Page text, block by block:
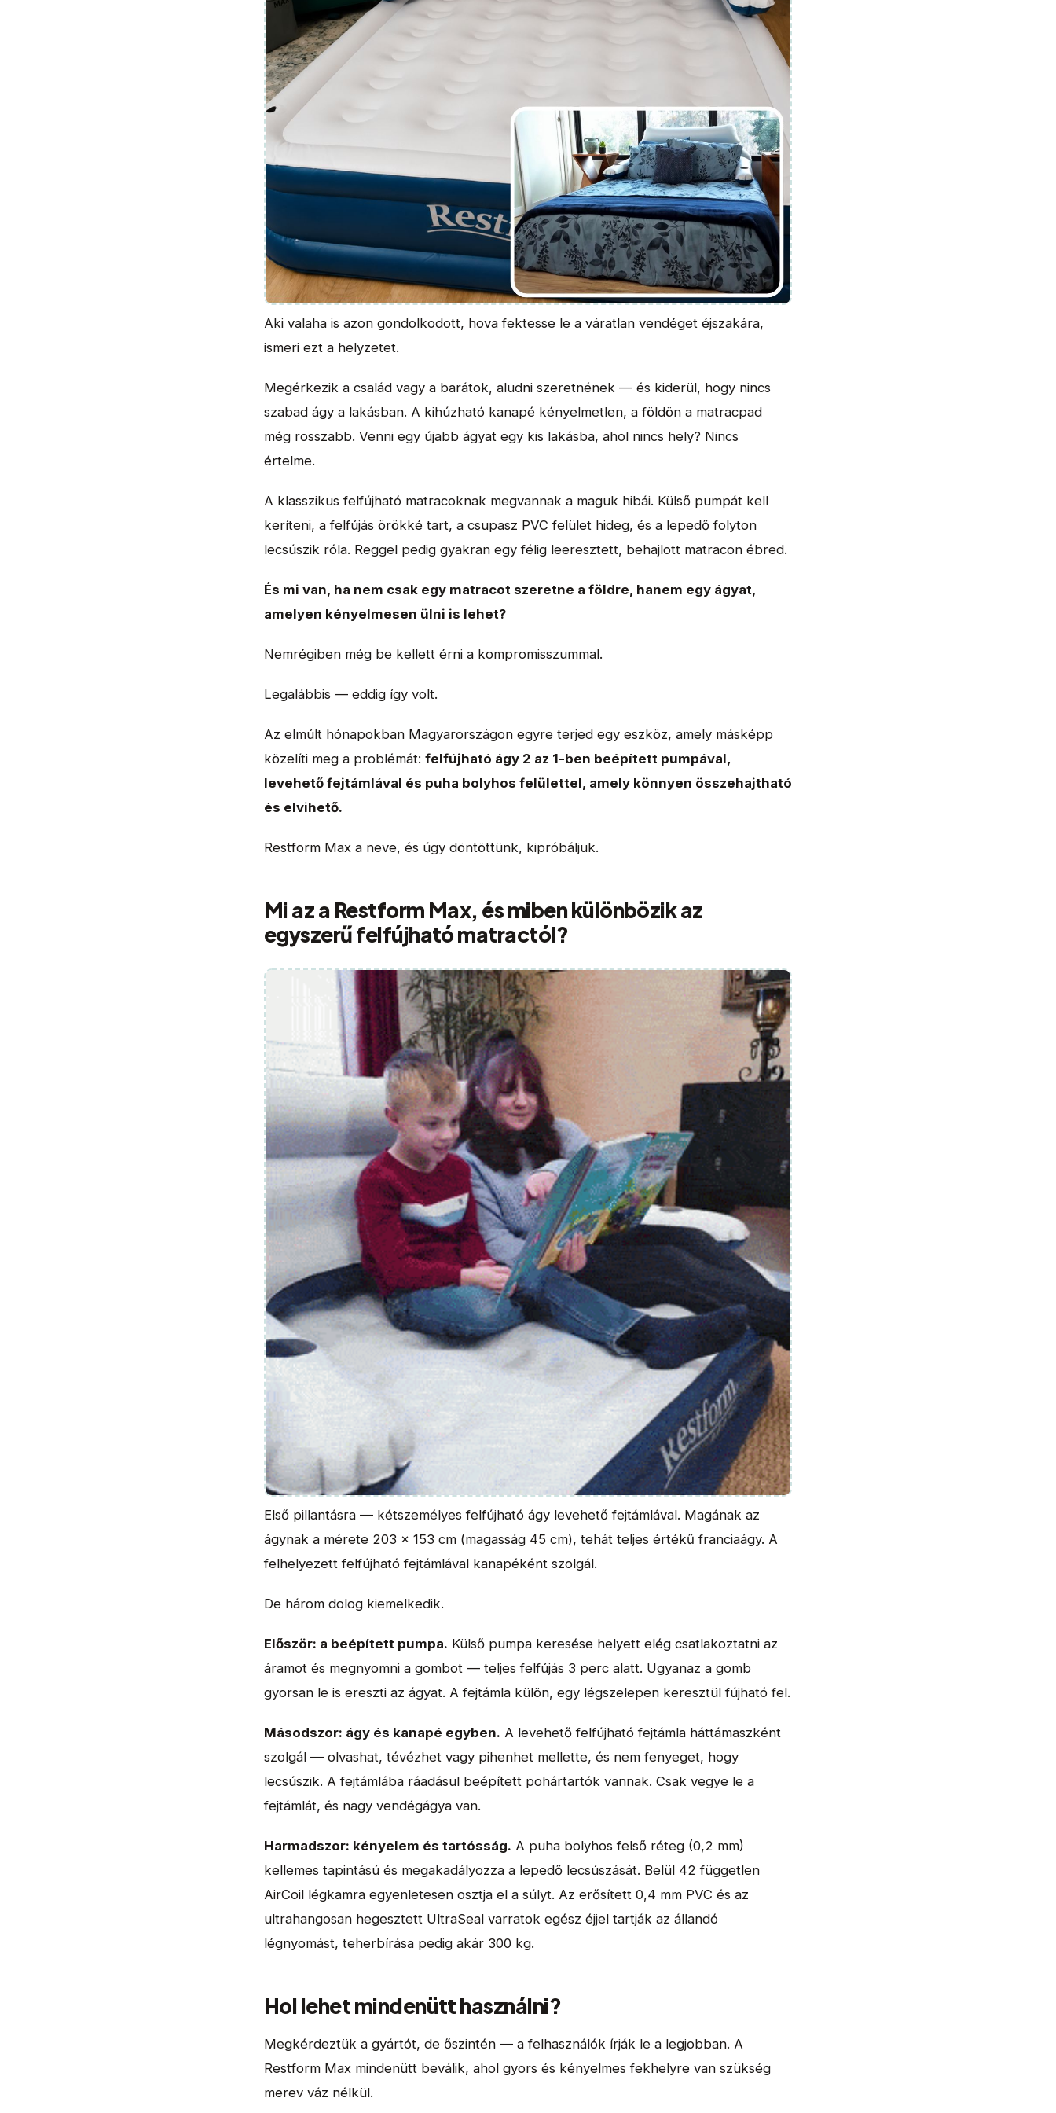
Aki valaha is azon gondolkodott, hova fektesse le a váratlan vendéget éjszakára,
ismeri ezt a helyzetet.
Megérkezik a család vagy a barátok, aludni szeretnének — és kiderül, hogy nincs
szabad ágy a lakásban. A kihúzható kanapé kényelmetlen, a földön a matracpad
még rosszabb. Venni egy újabb ágyat egy kis lakásba, ahol nincs hely? Nincs
értelme.
A klasszikus felfújható matracoknak megvannak a maguk hibái. Külső pumpát kell
keríteni, a felfújás örökké tart, a csupasz PVC felület hideg, és a lepedő folyton
lecsúszik róla. Reggel pedig gyakran egy félig leeresztett, behajlott matracon ébred.
És mi van, ha nem csak egy matracot szeretne a földre, hanem egy ágyat,
amelyen kényelmesen ülni is lehet?
Nemrégiben még be kellett érni a kompromisszummal.
Legalábbis — eddig így volt.
Az elmúlt hónapokban Magyarországon egyre terjed egy eszköz, amely másképp
közelíti meg a problémát: felfújható ágy 2 az 1-ben beépített pumpával,
levehető fejtámlával és puha bolyhos felülettel, amely könnyen összehajtható
és elvihető.
Restform Max a neve, és úgy döntöttünk, kipróbáljuk.
Mi az a Restform Max, és miben különbözik az
egyszerű felfújható matractól?
Első pillantásra — kétszemélyes felfújható ágy levehető fejtámlával. Magának az
ágynak a mérete 203 × 153 cm (magasság 45 cm), tehát teljes értékű franciaágy. A
felhelyezett felfújható fejtámlával kanapéként szolgál.
De három dolog kiemelkedik.
Először: a beépített pumpa. Külső pumpa keresése helyett elég csatlakoztatni az
áramot és megnyomni a gombot — teljes felfújás 3 perc alatt. Ugyanaz a gomb
gyorsan le is ereszti az ágyat. A fejtámla külön, egy légszelepen keresztül fújható fel.
Másodszor: ágy és kanapé egyben. A levehető felfújható fejtámla háttámaszként
szolgál — olvashat, tévézhet vagy pihenhet mellette, és nem fenyeget, hogy
lecsúszik. A fejtámlába ráadásul beépített pohártartók vannak. Csak vegye le a
fejtámlát, és nagy vendégágya van.
Harmadszor: kényelem és tartósság. A puha bolyhos felső réteg (0,2 mm)
kellemes tapintású és megakadályozza a lepedő lecsúszását. Belül 42 független
AirCoil légkamra egyenletesen osztja el a súlyt. Az erősített 0,4 mm PVC és az
ultrahangosan hegesztett UltraSeal varratok egész éjjel tartják az állandó
légnyomást, teherbírása pedig akár 300 kg.
Hol lehet mindenütt használni?
Megkérdeztük a gyártót, de őszintén — a felhasználók írják le a legjobban. A
Restform Max mindenütt beválik, ahol gyors és kényelmes fekhelyre van szükség
merev váz nélkül.